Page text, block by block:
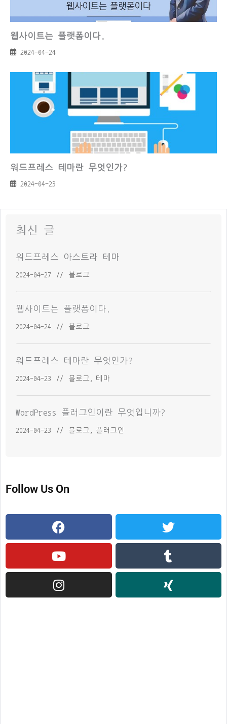
웹사이트는 플랫폼이다.
2024-04-24
워드프레스 테마란 무엇인가?
2024-04-23
최신 글
워드프레스 아스트라 테마
2024-04-27 // 블로그
웹사이트는 플랫폼이다.
2024-04-24 // 블로그
워드프레스 테마란 무엇인가?
2024-04-23 // 블로그 테마
WordPress 플러그인이란 무엇입니까?
2024-04-23 // 블로그 플러그인
Follow Us On
Facebook Twitter
Youtube Tumblr
Instagram Xing